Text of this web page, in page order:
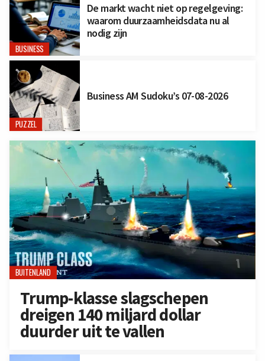
BUSINESS
De markt wacht niet op regelgeving:
waarom duurzaamheidsdata nu al
nodig zijn
PUZZEL
Business AM Sudoku’s 07-08-2026
BUITENLAND
Trump-klasse slagschepen
dreigen 140 miljard dollar
duurder uit te vallen